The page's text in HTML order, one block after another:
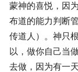
蒙神的喜悦，因
布道的能力判断
传道人）。神只
以，做你自己当
去做，因为有一